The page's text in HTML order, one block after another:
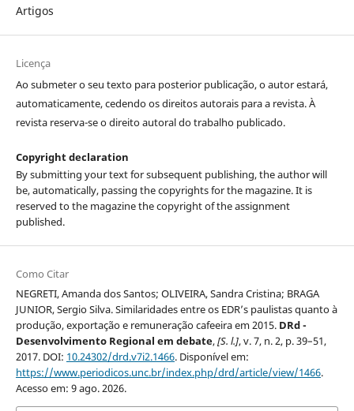
Artigos
Licença
Ao submeter o seu texto para posterior publicação, o autor estará,
automaticamente, cedendo os direitos autorais para a revista. À
revista reserva-se o direito autoral do trabalho publicado.
Copyright declaration
By submitting your text for subsequent publishing, the author will
be, automatically, passing the copyrights for the magazine. It is
reserved to the magazine the copyright of the assignment
published.
Como Citar
NEGRETI, Amanda dos Santos; OLIVEIRA, Sandra Cristina; BRAGA
JUNIOR, Sergio Silva. Similaridades entre os EDR’s paulistas quanto à
produção, exportação e remuneração cafeeira em 2015. DRd -
Desenvolvimento Regional em debate,[S. l.], v. 7, n. 2, p. 39–51,
2017. DOI: 10.24302/drd.v7i2.1466. Disponível em:
https://www.periodicos.unc.br/index.php/drd/article/view/1466.
Acesso em: 9 ago. 2026.